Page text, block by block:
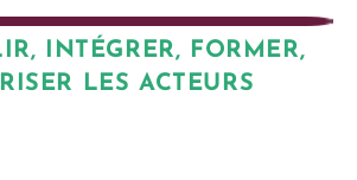
INTÉGRER, FORMER,
LES ACTEURS